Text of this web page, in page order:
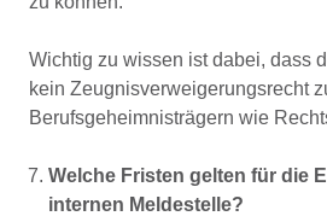
Wichtig zu wissen ist dabei, dass
kein Zeugnisverweigerungsrecht
Berufsgeheimnisträgern wie
Welche Fristen gelten für die
internen Meldestelle?